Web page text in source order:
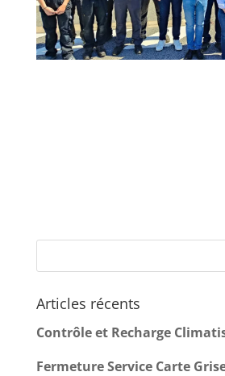
Articles récents
Contrôle et Recharge
Fermeture Service Carte